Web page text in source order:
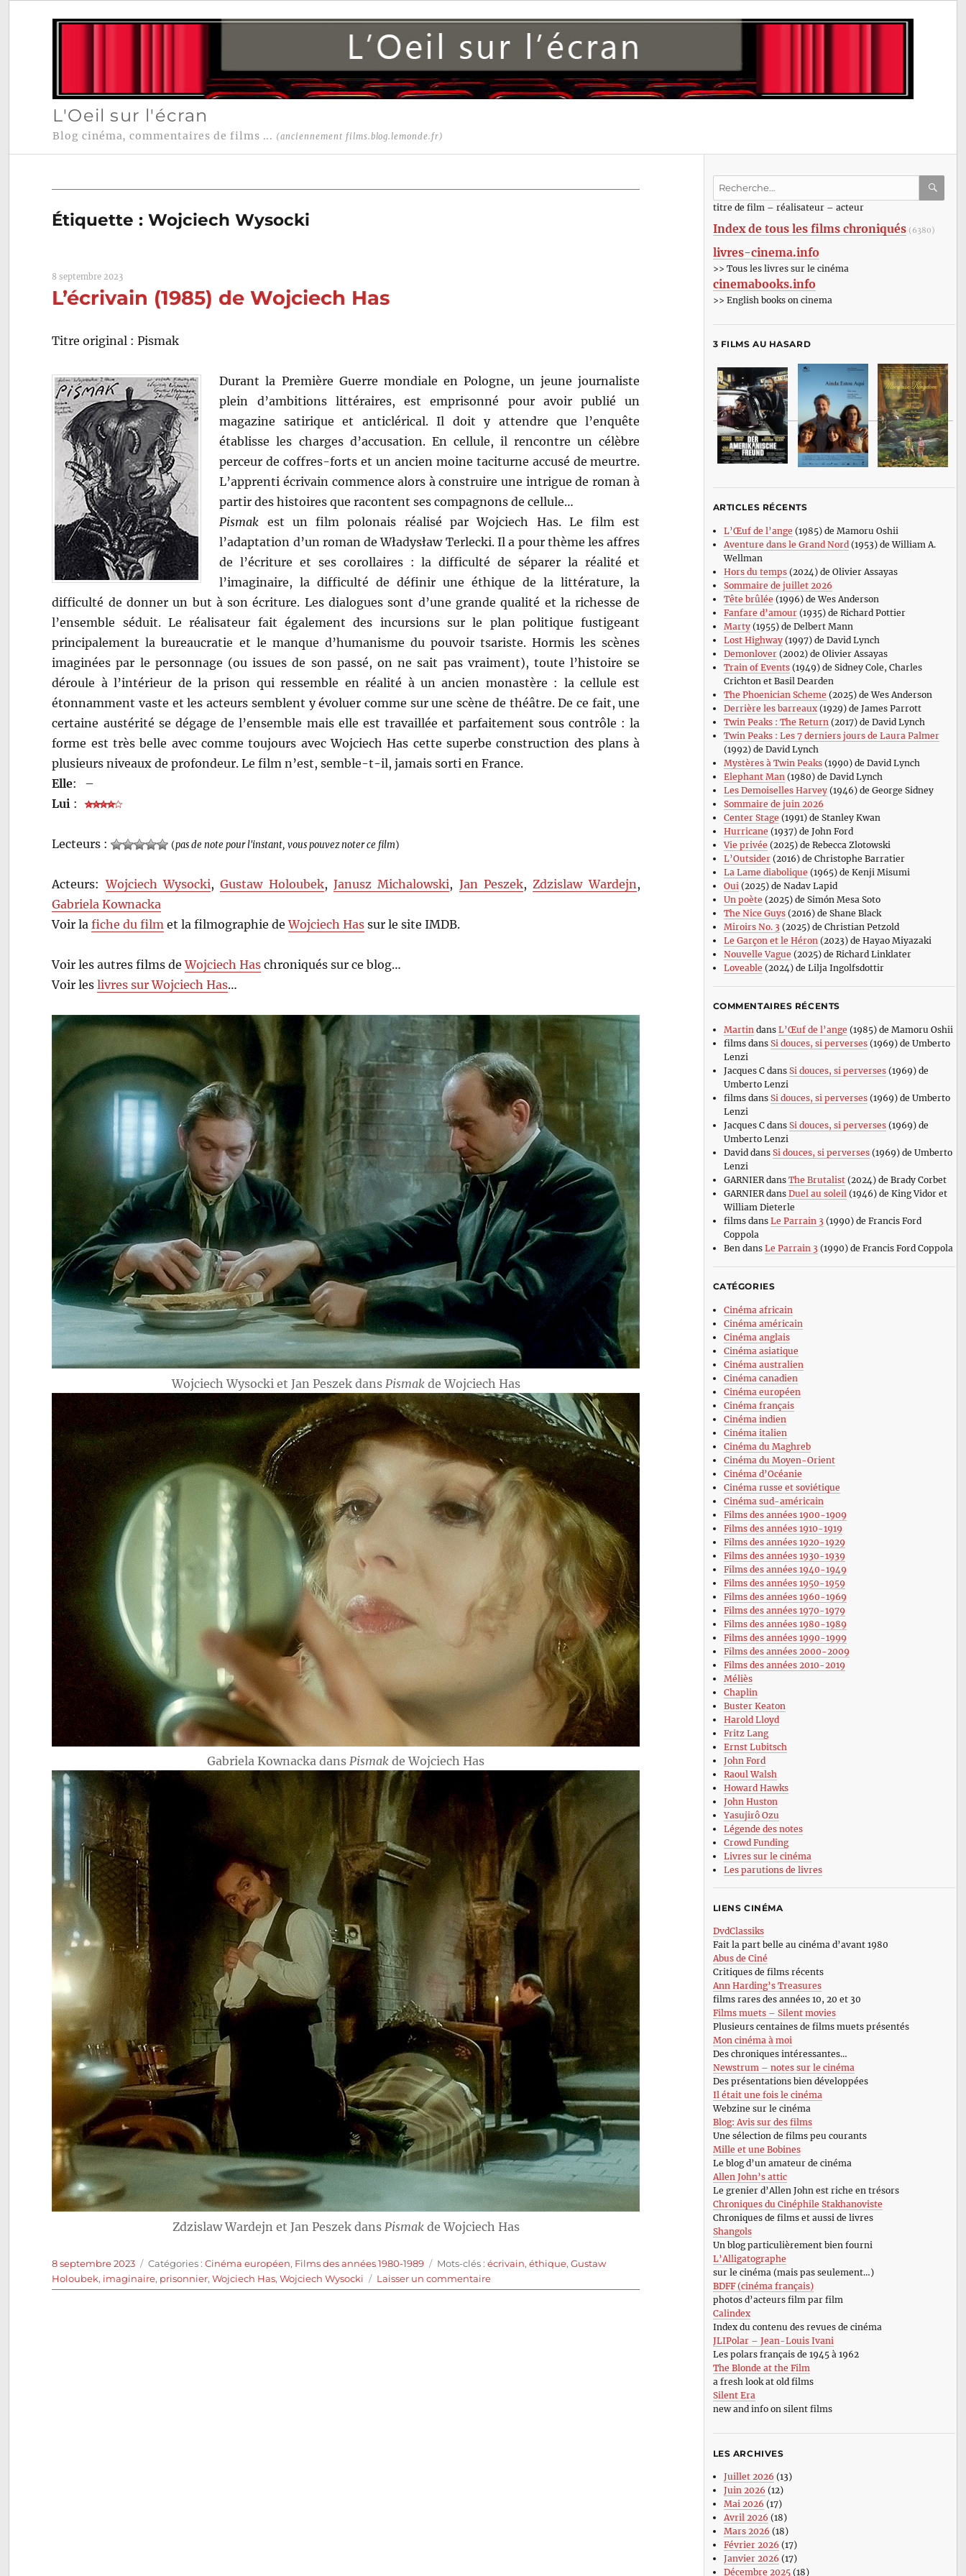
L'Oeil sur l'écran
Blog cinéma, commentaires de films ... (anciennement films.blog.lemonde.fr)
Étiquette :Wojciech Wysocki
8 septembre 2023
L’écrivain (1985) de Wojciech Has
Titre original : Pismak
Durant la Première Guerre mondiale en Pologne, un jeune journaliste
plein d’ambitions littéraires, est emprisonné pour avoir publié un
magazine satirique et anticlérical. Il doit y attendre que l’enquête
établisse les charges d’accusation. En cellule, il rencontre un célèbre
perceur de coffres-forts et un ancien moine taciturne accusé de meurtre.
L’apprenti écrivain commence alors à construire une intrigue de roman à
partir des histoires que racontent ses compagnons de cellule…
Pismak est un film polonais réalisé par Wojciech Has. Le film est
l’adaptation d’un roman de Władysław Terlecki. Il a pour thème les affres
de l’écriture et ses corollaires : la difficulté de séparer la réalité et
l’imaginaire, la difficulté de définir une éthique de la littérature, la
difficulté de donner un but à son écriture. Les dialogues sont d’une grande qualité et la richesse de
l’ensemble séduit. Le réalisateur fait également des incursions sur le plan politique fustigeant
principalement la bureaucratie et le manque d’humanisme du pouvoir tsariste. Hormis les scènes
imaginées par le personnage (ou issues de son passé, on ne sait pas vraiment), toute l’histoire se
déroule à l’intérieur de la prison qui ressemble en réalité à un ancien monastère : la cellule est
étonnamment vaste et les acteurs semblent y évoluer comme sur une scène de théâtre. De ce fait, une
certaine austérité se dégage de l’ensemble mais elle est travaillée et parfaitement sous contrôle : la
forme est très belle avec comme toujours avec Wojciech Has cette superbe construction des plans à
plusieurs niveaux de profondeur. Le film n’est, semble-t-il, jamais sorti en France.
Elle:
–
Lui :
Lecteurs : (pas de note pour l'instant, vous pouvez noter ce film)
Acteurs:Wojciech Wysocki,Gustaw Holoubek, Janusz Michalowski, Jan Peszek, Zdzislaw Wardejn ,
Gabriela Kownacka
Voir lafiche du film et la filmographie deWojciech Has sur le site IMDB.
Voir les autres films deWojciech Has chroniqués sur ce blog…
Voir leslivres sur Wojciech Has…
Wojciech Wysocki et Jan Peszek dans Pismak de Wojciech Has
Gabriela Kownacka dansPismak de Wojciech Has
Zdzislaw Wardejn et Jan Peszek dans Pismak de Wojciech Has
Publié
le
8 septembre 2023 Catégories
Catégories :Cinéma européen, Films des années 1980-1989 Étiquettes
Mots-clés :écrivain,éthique,Gustaw
Holoubek, imaginaire, prisonnier,Wojciech Has,Wojciech Wysocki Laisser un commentairesur
L’écrivain
Recherche
:titre de film – réalisateur – acteur
Index de tous les films chroniqués (6380)
livres-cinema.info
>> Tous les livres sur le cinéma
cinemabooks.info
>> English books on cinema
3 FILMS AU HASARD
ARTICLES RÉCENTS
L’Œuf de l’ange (1985) de Mamoru Oshii
Aventure dans le Grand Nord(1953) de William A.
Wellman
Hors du temps(2024) de Olivier Assayas
Sommaire de juillet 2026
Tête brûlée (1996) de Wes Anderson
Fanfare d’amour(1935) de Richard Pottier
Marty(1955) de Delbert Mann
Lost Highway(1997) de David Lynch
Demonlover(2002) de Olivier Assayas
Train of Events(1949) de Sidney Cole, Charles
Crichton et Basil Dearden
The Phoenician Scheme (2025) de Wes Anderson
Derrière les barreaux(1929) de James Parrott
Twin Peaks : The Return(2017) de David Lynch
Twin Peaks : Les 7 derniers jours de Laura Palmer
(1992) de David Lynch
Mystères à Twin Peaks(1990) de David Lynch
Elephant Man(1980) de David Lynch
Les Demoiselles Harvey(1946) de George Sidney
Sommaire de juin 2026
Center Stage (1991) de Stanley Kwan
Hurricane (1937) de John Ford
Vie privée (2025) de Rebecca Zlotowski
L’Outsider(2016) de Christophe Barratier
La Lame diabolique (1965) de Kenji Misumi
Oui(2025) de Nadav Lapid
Un poète (2025) de Simón Mesa Soto
The Nice Guys(2016) de Shane Black
Miroirs No. 3 (2025) de Christian Petzold
Le Garçon et le Héron(2023) de Hayao Miyazaki
Nouvelle Vague (2025) de Richard Linklater
Loveable (2024) de Lilja Ingolfsdottir
COMMENTAIRES RÉCENTS
Martin dans L’Œuf de l’ange (1985) de Mamoru Oshii
filmsdans Si douces, si perverses(1969) de Umberto
Lenzi
Jacques Cdans Si douces, si perverses(1969) de
Umberto Lenzi
filmsdans Si douces, si perverses(1969) de Umberto
Lenzi
Jacques Cdans Si douces, si perverses(1969) de
Umberto Lenzi
David dans Si douces, si perverses(1969) de Umberto
Lenzi
GARNIERdans The Brutalist(2024) de Brady Corbet
GARNIERdans Duel au soleil (1946) de King Vidor et
William Dieterle
filmsdans Le Parrain 3 (1990) de Francis Ford
Coppola
Ben dans Le Parrain 3 (1990) de Francis Ford Coppola
CATÉGORIES
Cinéma africain
Cinéma américain
Cinéma anglais
Cinéma asiatique
Cinéma australien
Cinéma canadien
Cinéma européen
Cinéma français
Cinéma indien
Cinéma italien
Cinéma du Maghreb
Cinéma du Moyen-Orient
Cinéma d’Océanie
Cinéma russe et soviétique
Cinéma sud-américain
Films des années 1900-1909
Films des années 1910-1919
Films des années 1920-1929
Films des années 1930-1939
Films des années 1940-1949
Films des années 1950-1959
Films des années 1960-1969
Films des années 1970-1979
Films des années 1980-1989
Films des années 1990-1999
Films des années 2000-2009
Films des années 2010-2019
Méliès
Chaplin
Buster Keaton
Harold Lloyd
Fritz Lang
Ernst Lubitsch
John Ford
Raoul Walsh
Howard Hawks
John Huston
Yasujirô Ozu
Légende des notes
Crowd Funding
Livres sur le cinéma
Les parutions de livres
LIENS CINÉMA
DvdClassiks
Fait la part belle au cinéma d’avant 1980
Abus de Ciné
Critiques de films récents
Ann Harding’s Treasures
films rares des années 10, 20 et 30
Films muets – Silent movies
Plusieurs centaines de films muets présentés
Mon cinéma à moi
Des chroniques intéressantes…
Newstrum – notes sur le cinéma
Des présentations bien développées
Il était une fois le cinéma
Webzine sur le cinéma
Blog: Avis sur des films
Une sélection de films peu courants
Mille et une Bobines
Le blog d’un amateur de cinéma
Allen John’s attic
Le grenier d’Allen John est riche en trésors
Chroniques du Cinéphile Stakhanoviste
Chroniques de films et aussi de livres
Shangols
Un blog particulièrement bien fourni
L’Alligatographe
sur le cinéma (mais pas seulement…)
BDFF (cinéma français)
photos d’acteurs film par film
Calindex
Index du contenu des revues de cinéma
JLIPolar – Jean-Louis Ivani
Les polars français de 1945 à 1962
The Blonde at the Film
a fresh look at old films
Silent Era
new and info on silent films
LES ARCHIVES
Juillet 2026 (13)
Juin 2026 (12)
Mai 2026 (17)
Avril 2026 (18)
Mars 2026 (18)
Février 2026 (17)
Janvier 2026 (17)
Décembre 2025(18)